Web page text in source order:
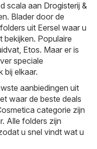
scala aan Drogisterij &
Blader door de
uit Eersel waar u
bekijken. Populaire
, Etos. Maar er is
speciale
bij elkaar.
aanbiedingen uit
waar de beste deals
categorie zijn
Alle folders zijn
u snel vindt wat u